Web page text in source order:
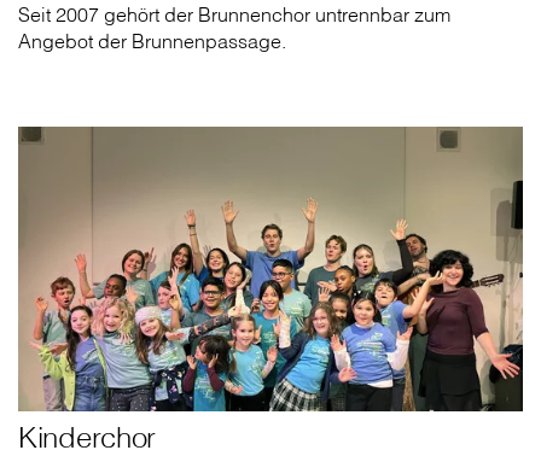
Seit 2007 gehört der Brunnenchor untrennbar zum
Angebot der Brunnenpassage.
Kinderchor